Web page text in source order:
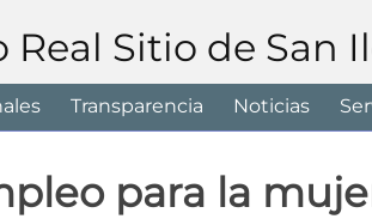
Sitio de San
Transparencia Noticias
para la